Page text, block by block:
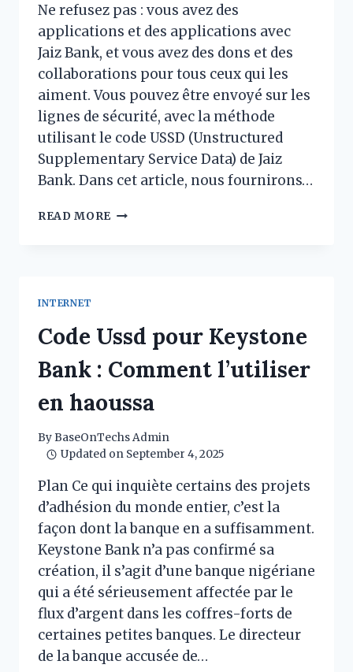
Ne refusez pas : vous avez des
applications et des applications avec
Jaiz Bank, et vous avez des dons et des
collaborations pour tous ceux qui les
aiment. Vous pouvez être envoyé sur les
lignes de sécurité, avec la méthode
utilisant le code USSD (Unstructured
Supplementary Service Data) de Jaiz
Bank. Dans cet article, nous fournirons…
READ MORE MÊME
APPELEZ
JAIZ
BANK
CODE
DE
BANK
INTERNET
Code Ussd pour Keystone
Bank : Comment l’utiliser
en haoussa
ByBaseOnTechs Admin
Updated on September 4, 2025
Plan Ce qui inquiète certains des projets
d’adhésion du monde entier, c’est la
façon dont la banque en a suffisamment.
Keystone Bank n’a pas confirmé sa
création, il s’agit d’une banque nigériane
qui a été sérieusement affectée par le
flux d’argent dans les coffres-forts de
certaines petites banques. Le directeur
de la banque accusée de…